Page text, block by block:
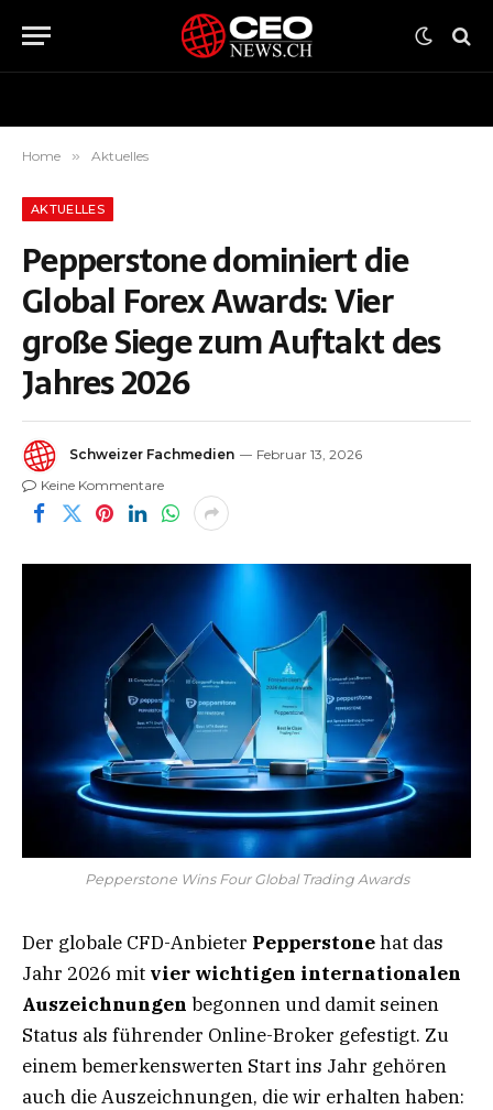
Home » Aktuelles
AKTUELLES
Pepperstone dominiert die
Global Forex Awards: Vier
große Siege zum Auftakt des
Jahres 2026
Schweizer Fachmedien
Februar 13, 2026
Keine Kommentare
Pepperstone Wins Four Global Trading Awards
Der globale CFD-Anbieter Pepperstonehat das
Jahr 2026 mit vier wichtigen internationalen
Auszeichnungen begonnen und damit seinen
Status als führender Online-Broker gefestigt. Zu
einem bemerkenswerten Start ins Jahr gehören
auch die Auszeichnungen, die wir erhalten haben: